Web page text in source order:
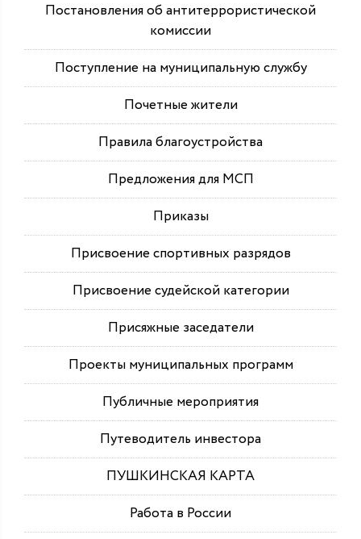
Постановления об антитеррористической
комиссии
Поступление на муниципальную службу
Почетные жители
Правила благоустройства
Предложения для МСП
Приказы
Присвоение спортивных разрядов
Присвоение судейской категории
Присяжные заседатели
Проекты муниципальных программ
Публичные мероприятия
Путеводитель инвестора
ПУШКИНСКАЯ КАРТА
Работа в России